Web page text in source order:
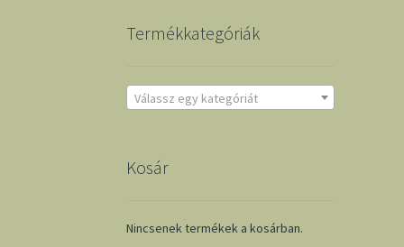
Termékkategóriák
Válassz egy kategóriát
Kosár
Nincsenek termékek a kosárban.